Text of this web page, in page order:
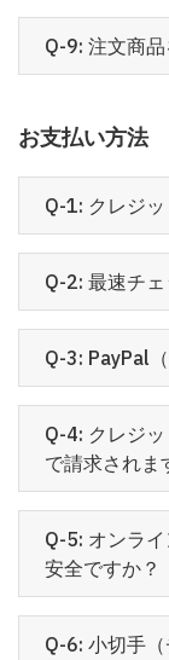
Q-9: 注文商
お支払い方法
Q-1: クレジ
Q-2: 最速チ
Q-3: PayPal
Q-4: クレジ
で請求されま
Q-5: オンラ
安全ですか？
Q-6: 小切手